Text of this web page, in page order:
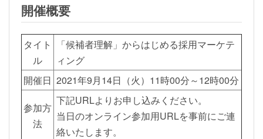
開催概要
タイト
ル
「候補者理解」からはじめる採用マーケテ
ィング
開催日 2021年9月14日（火）11時00分～12時00分
参加方
法
下記URLよりお申し込みください。
当日のオンライン参加用URLを事前にご連
絡いたします。